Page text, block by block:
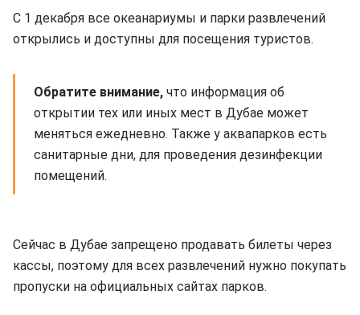
С 1 декабря все океанариумы и парки развлечений
открылись и доступны для посещения туристов.
Обратите внимание, что информация об
открытии тех или иных мест в Дубае может
меняться ежедневно. Также у аквапарков есть
санитарные дни, для проведения дезинфекции
помещений.
Сейчас в Дубае запрещено продавать билеты через
кассы, поэтому для всех развлечений нужно покупать
пропуски на официальных сайтах парков.